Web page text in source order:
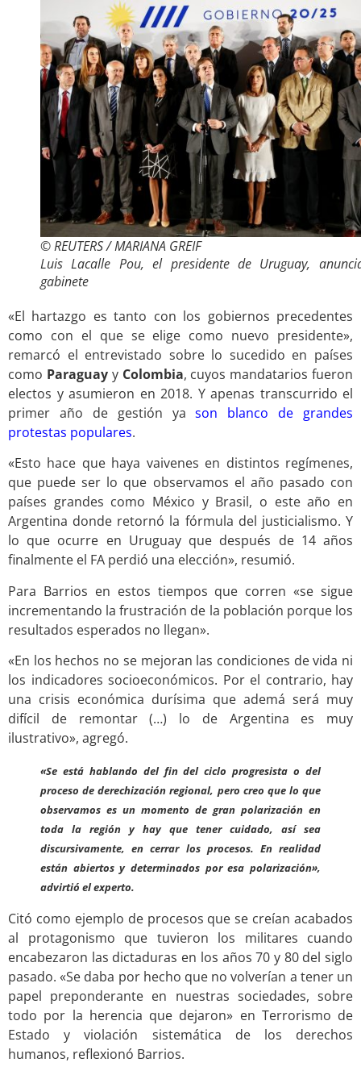
© REUTERS / MARIANA GREIF
Luis Lacalle Pou, el presidente de Uruguay,
gabinete
«El hartazgo es tanto con los gobiernos precedentes
como con el que se elige como nuevo presidente»,
remarcó el entrevistado sobre lo sucedido en países
como Paraguayy Colombia, cuyos mandatarios fueron
electos y asumieron en 2018. Y apenas transcurrido el
primer año de gestión yason blanco de grandes
protestas populares.
«Esto hace que haya vaivenes en distintos regímenes,
que puede ser lo que observamos el año pasado con
países grandes como México y Brasil, o este año en
Argentina donde retornó la fórmula del justicialismo. Y
lo que ocurre en Uruguay que después de 14 años
finalmente el FA perdió una elección», resumió.
Para Barrios en estos tiempos que corren «se sigue
incrementando la frustración de la población porque los
resultados esperados no llegan».
«En los hechos no se mejoran las condiciones de vida ni
los indicadores socioeconómicos. Por el contrario, hay
una crisis económica durísima que ademá será muy
difícil de remontar (…) lo de Argentina es muy
ilustrativo», agregó.
«Se está hablando del fin del ciclo progresista o del
proceso de derechización regional, pero creo que lo que
observamos es un momento de gran polarización en
toda la región y hay que tener cuidado, así sea
discursivamente, en cerrar los procesos. En realidad
están abiertos y determinados por esa polarización»,
advirtió el experto.
Citó como ejemplo de procesos que se creían acabados
al protagonismo que tuvieron los militares cuando
encabezaron las dictaduras en los años 70 y 80 del siglo
pasado. «Se daba por hecho que no volverían a tener un
papel preponderante en nuestras sociedades, sobre
todo por la herencia que dejaron» en Terrorismo de
Estado y violación sistemática de los derechos
humanos, reflexionó Barrios.